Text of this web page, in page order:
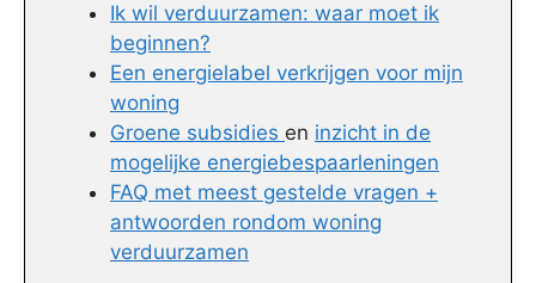
Ik wil verduurzamen: waar moet ik
beginnen?
Een energielabel verkrijgen voor mijn
woning
Groene subsidies en inzicht in de
mogelijke energiebespaarleningen
FAQ met meest gestelde vragen +
antwoorden rondom woning
verduurzamen